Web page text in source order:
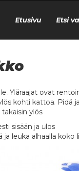
Etusivu Etsi
Yläraajat ovat
kohti kattoa. Pidä
takaisin ylös
sisään ja ulos
ja leuka alhaalla koko